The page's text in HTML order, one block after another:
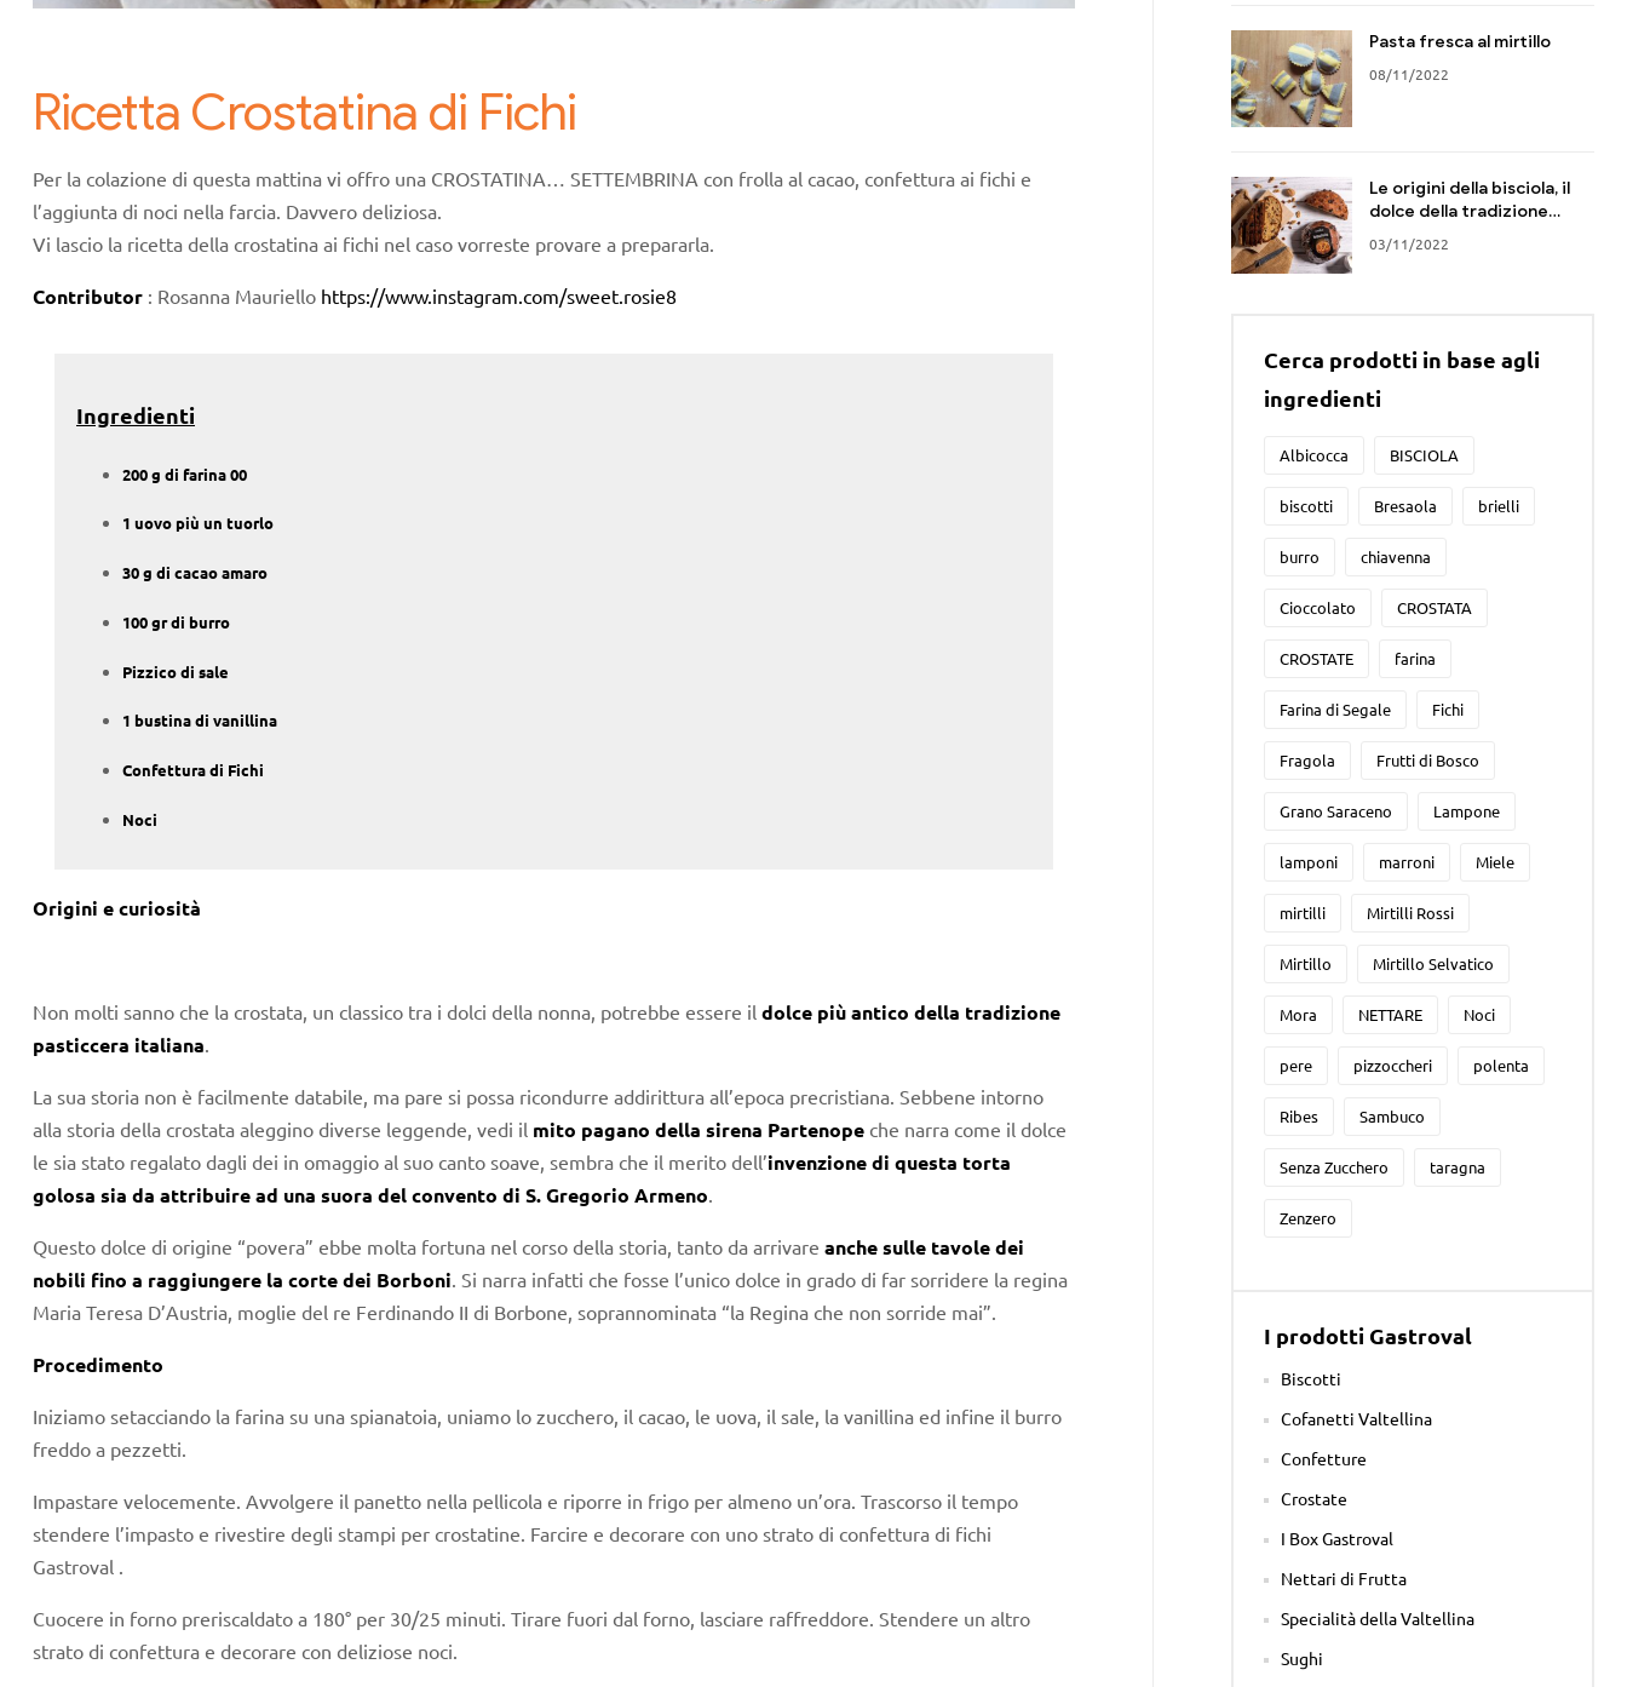
Ricetta Crostatina di Fichi
Per la colazione di questa mattina vi offro una CROSTATINA… SETTEMBRINA con frolla al cacao, confettura ai fichi e
l’aggiunta di noci nella farcia. Davvero deliziosa.
Vi lascio la ricetta della crostatina ai fichi nel caso vorreste provare a prepararla.
Contributor : Rosanna Mauriello https://www.instagram.com/sweet.rosie8
Ingredienti
200 g di farina 00
1 uovo più un tuorlo
30 g di cacao amaro
100 gr di burro
Pizzico di sale
1 bustina di vanillina
Confettura di Fichi
Noci
Origini e curiosità
Non molti sanno che la crostata, un classico tra i dolci della nonna, potrebbe essere il dolce più antico della tradizione
pasticcera italiana
La sua storia non è facilmente databile, ma pare si possa ricondurre addirittura all’epoca precristiana. Sebbene intorno
alla storia della crostata aleggino diverse leggende, vedi il mito pagano della sirena Partenope che narra come il dolce
le sia stato regalato dagli dei in omaggio al suo canto soave, sembra che il merito dell’invenzione di questa torta
golosa sia da attribuire ad una suora del convento di S. Gregorio Armeno
Questo dolce di origine “povera” ebbe molta fortuna nel corso della storia, tanto da arrivare anche sulle tavole dei
nobili fino a raggiungere la corte dei Borboni . Si narra infatti che fosse l’unico dolce in grado di far sorridere la regina
Maria Teresa D’Austria, moglie del re Ferdinando II di Borbone, soprannominata “la Regina che non sorride mai”.
Procedimento
Iniziamo setacciando la farina su una spianatoia, uniamo lo zucchero, il cacao, le uova, il sale, la vanillina ed infine il burro
freddo a pezzetti.
Impastare velocemente. Avvolgere il panetto nella pellicola e riporre in frigo per almeno un’ora. Trascorso il tempo
stendere l’impasto e rivestire degli stampi per crostatine. Farcire e decorare con uno strato di confettura di fichi
Gastroval .
Cuocere in forno preriscaldato a 180° per 30/25 minuti. Tirare fuori dal forno, lasciare raffreddore. Stendere un altro
strato di confettura e decorare con deliziose noci.
Pasta fresca al mirtillo
08/11/2022
Le origini della bisciola, il
dolce della tradizione
Valtellinese
03/11/2022
Cerca prodotti in base agli
ingredienti
Albicocca BISCIOLA
biscotti Bresaola brielli
burro chiavenna
Cioccolato CROSTATA
CROSTATE farina
Farina di Segale Fichi
Fragola Frutti di Bosco
Grano Saraceno Lampone
lamponi marroni Miele
mirtilli Mirtilli Rossi
Mirtillo Mirtillo Selvatico
Mora NETTARE Noci
pere pizzoccheri polenta
Ribes Sambuco
Senza Zucchero taragna
Zenzero
I prodotti Gastroval
Biscotti
Cofanetti Valtellina
Confetture
Crostate
I Box Gastroval
Nettari di Frutta
Specialità della Valtellina
Sughi